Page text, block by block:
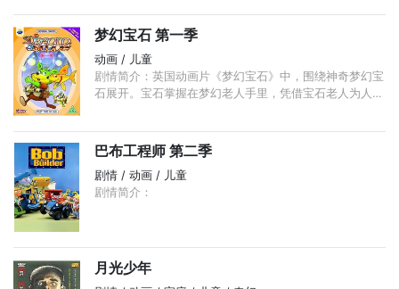
梦幻宝石 第一季
动画 / 儿童
剧情简介：英国动画片《梦幻宝石》中，围绕神奇梦幻宝
石展开。宝石掌握在梦幻老人手里，凭借宝石老人为人们
巴布工程师 第二季
剧情 / 动画 / 儿童
剧情简介：
月光少年